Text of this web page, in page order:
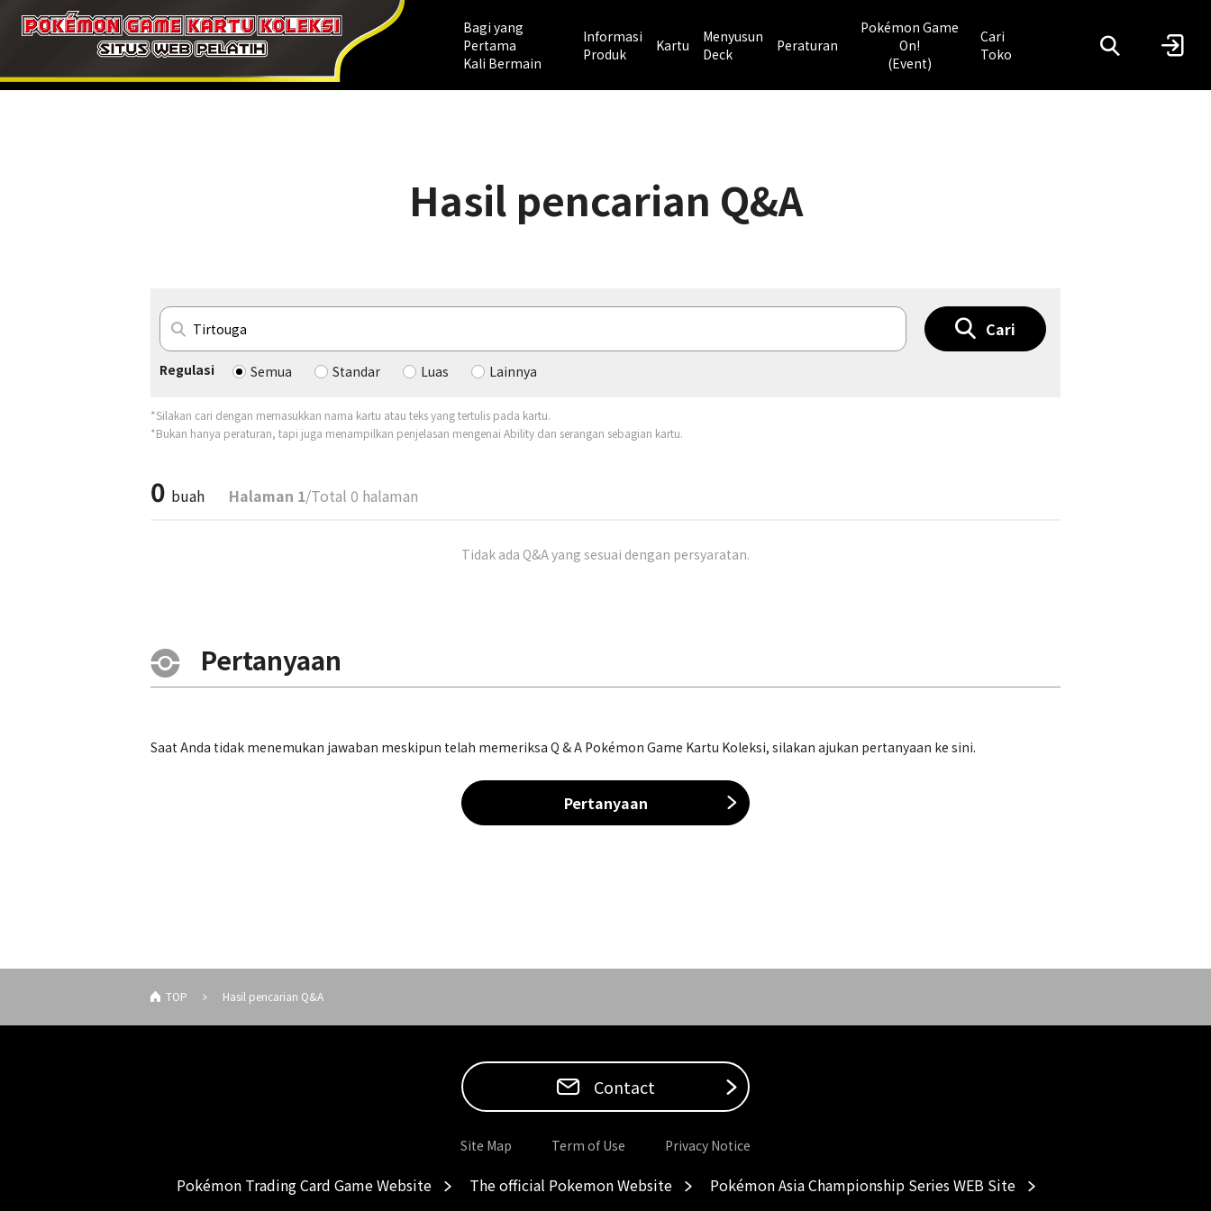
Bagi yang
Pertama
Kali Bermain
Informasi
Produk
Kartu
Menyusun
Deck
Peraturan
Pokémon Game
On!
(Event)
Cari
Toko
Hasil pencarian Q&A
Cari
Regulasi Semua Standar Luas Lainnya
*Silakan cari dengan memasukkan nama kartu atau teks yang tertulis pada kartu.
*Bukan hanya peraturan, tapi juga menampilkan penjelasan mengenai Ability dan serangan sebagian kartu.
0 buah Halaman 1/Total 0 halaman
Tidak ada Q&A yang sesuai dengan persyaratan.
Pertanyaan
Saat Anda tidak menemukan jawaban meskipun telah memeriksa Q & A Pokémon Game Kartu Koleksi, silakan ajukan pertanyaan ke sini.
Pertanyaan
TOP Hasil pencarian Q&A
Contact
Site Map Term of Use Privacy Notice
Pokémon Trading Card Game Website The official Pokemon Website Pokémon Asia Championship Series WEB Site